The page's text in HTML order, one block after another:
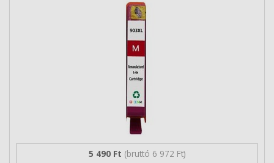
5 490 Ft (bruttó 6 972 Ft)